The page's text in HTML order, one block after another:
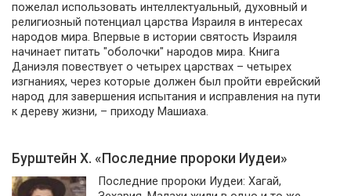
пожелал использовать интеллектуальный, духовный и
религиозный потенциал царства Израиля в интересах
народов мира. Впервые в истории святость Израиля
начинает питать "оболочки" народов мира. Книга
Даниэля повествует о четырех царствах – четырех
изгнаниях, через которые должен был пройти еврейский
народ для завершения испытания и исправления на пути
к дереву жизни, – приходу Машиаха.
Бурштейн Х. «Последние пророки Иудеи»
Последние пророки Иудеи: Хагай,